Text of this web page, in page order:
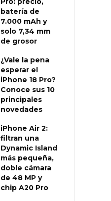
batería de
7.000 mAh y
solo 7,34 mm
de grosor
¿Vale la pena
esperar el
iPhone 18 Pro?
Conoce sus 10
principales
novedades
iPhone Air 2:
filtran una
Dynamic Island
más pequeña,
doble cámara
de 48 MP y
chip A20 Pro